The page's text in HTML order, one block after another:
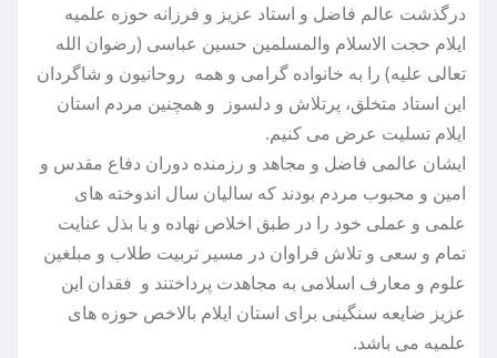
درگذشت عالم فاضل و استاد عزیز و فرزانه حوزه علمیه
ایلام حجت الاسلام والمسلمین حسین عباسی (رضوان الله
تعالی علیه) را به خانواده گرامی و همه روحانیون و شاگردان
این استاد متخلق، پرتلاش و دلسوز و همچنین مردم استان
ایلام تسلیت عرض می کنیم.
ایشان عالمی فاضل و مجاهد و رزمنده دوران دفاع مقدس و
امین و محبوب مردم بودند که سالیان سال اندوخته های
علمی و عملی خود را در طبق اخلاص نهاده و با بذل عنایت
تمام و سعی و تلاش فراوان در مسیر تربیت طلاب و مبلغین
علوم و معارف اسلامی به مجاهدت پرداختند و فقدان این
عزیز ضایعه سنگینی برای استان ایلام بالاخص حوزه های
علمیه می باشد.